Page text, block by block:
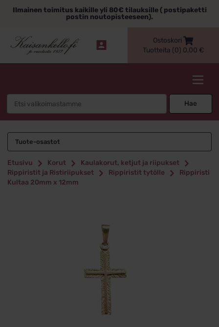
sisältöönIlmainen toimitus kaikille yli 80€ tilauksille ( postipaketti
postin noutopisteeseen).
Ostoskori
Tuotteita (0) 0,00 €
Hae
Tuote-osastot
Etusivu Korut
Kaulakorut, ketjut ja riipukset
Rippiristit ja Ristiriipukset
Rippiristit tytölle
Rippiristi
Kultaa 20mm x 12mm